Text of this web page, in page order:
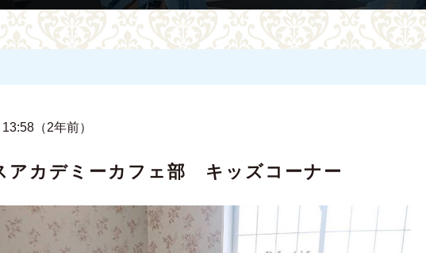
（2年前）
アカデミーカフェ部 キッズコーナー